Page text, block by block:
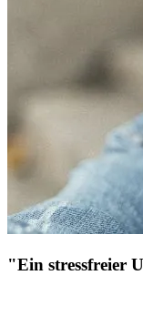
"Ein stressfreier